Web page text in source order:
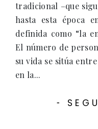
tradicional –que
hasta esta época
definida como “la
El número de
su vida se sitúa
en la...
-